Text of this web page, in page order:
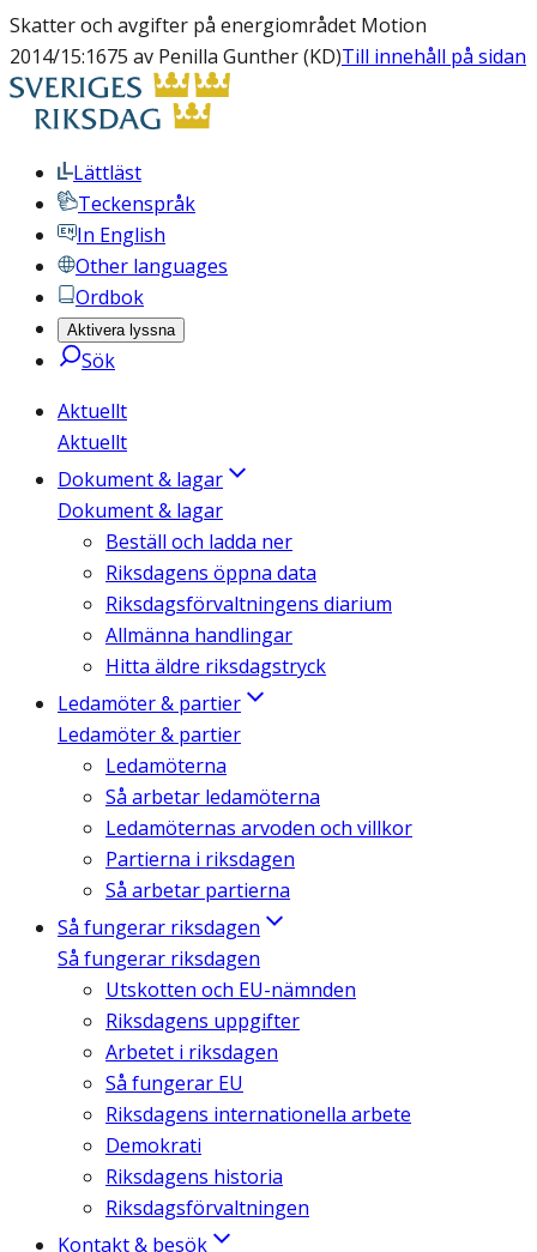
Skatter och avgifter på energiområdet Motion
2014/15:1675 av Penilla Gunther (KD)Till innehåll på sidan
Lättläst
Teckenspråk
In English
Other languages
Ordbok
Aktivera lyssna
Sök
Aktuellt
Aktuellt
Dokument & lagar
Dokument & lagar
Beställ och ladda ner
Riksdagens öppna data
Riksdagsförvaltningens diarium
Allmänna handlingar
Hitta äldre riksdagstryck
Ledamöter & partier
Ledamöter & partier
Ledamöterna
Så arbetar ledamöterna
Ledamöternas arvoden och villkor
Partierna i riksdagen
Så arbetar partierna
Så fungerar riksdagen
Så fungerar riksdagen
Utskotten och EU-nämnden
Riksdagens uppgifter
Arbetet i riksdagen
Så fungerar EU
Riksdagens internationella arbete
Demokrati
Riksdagens historia
Riksdagsförvaltningen
Kontakt & besök